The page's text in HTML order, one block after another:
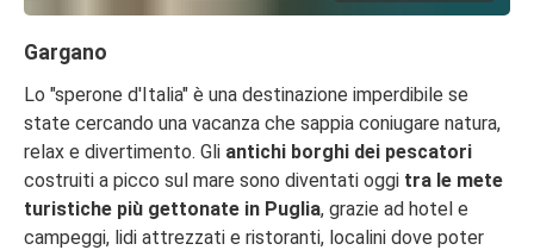
Gargano
Lo "sperone d'Italia" è una destinazione imperdibile se
state cercando una vacanza che sappia coniugare natura,
relax e divertimento. Gli antichi borghi dei pescatori
costruiti a picco sul mare sono diventati oggi tra le mete
turistiche più gettonate in Puglia, grazie ad hotel e
campeggi, lidi attrezzati e ristoranti, localini dove poter